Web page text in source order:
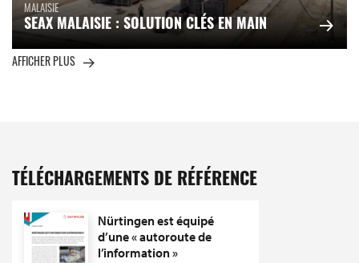
MALAISIE
SEAX MALAISIE : SOLUTION CLÉS EN MAIN
AFFICHER PLUS
TÉLÉCHARGEMENTS DE RÉFÉRENCE
Nürtingen est équipé
d’une « autoroute de
l’information »